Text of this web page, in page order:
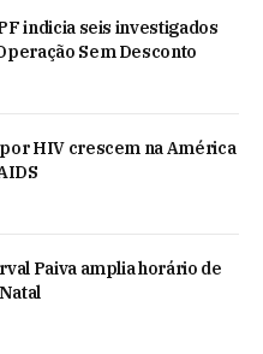
indicia seis investigados
Sem Desconto
HIV crescem na América
Paiva amplia horário de